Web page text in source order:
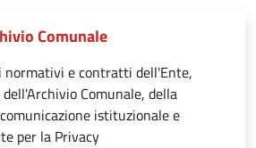
Comunale
normativi e contratti dell'Ente,
Comunale, della
istituzionale e
per la Privacy